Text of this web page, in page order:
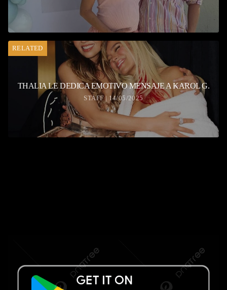
RELATED
THALIA LE DEDICA EMOTIVO MENSAJE A KAROL G.
STAFF | 14/05/2025